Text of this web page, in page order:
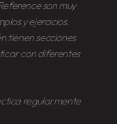
son muy
y ejercicios.
tienen secciones
con diferentes
regularmente